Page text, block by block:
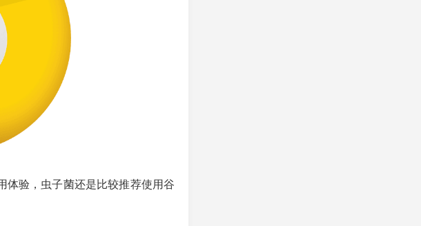
体验，虫子菌还是比较推荐使用谷